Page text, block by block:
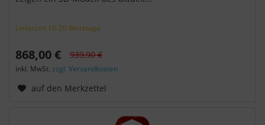
Lieferzeit 10-20 Werktage
868,00 € 939,90 €
inkl. MwSt.zzgl. Versandkosten
auf den Merkzettel